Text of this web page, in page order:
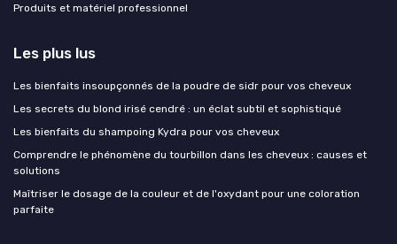
Produits et matériel professionnel
Les plus lus
Les bienfaits insoupçonnés de la poudre de sidr pour vos cheveux
Les secrets du blond irisé cendré : un éclat subtil et sophistiqué
Les bienfaits du shampoing Kydra pour vos cheveux
Comprendre le phénomène du tourbillon dans les cheveux : causes et
solutions
Maîtriser le dosage de la couleur et de l'oxydant pour une coloration
parfaite